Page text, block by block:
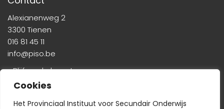
Cookies
Het Provinciaal Instituut voor Secundair Onderwijs
Alexianenweg 2
3300 Tienen
016 81 45 11
info@piso.be
» Blijf op de hoogte